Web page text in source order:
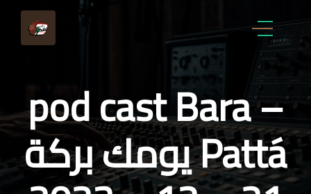
pod cast Bara –
Pattá يومك بركة